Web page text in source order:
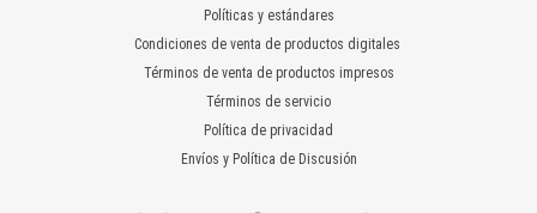
Políticas y estándares
Condiciones de venta de productos digitales
Términos de venta de productos impresos
Términos de servicio
Política de privacidad
Envíos y Política de Discusión